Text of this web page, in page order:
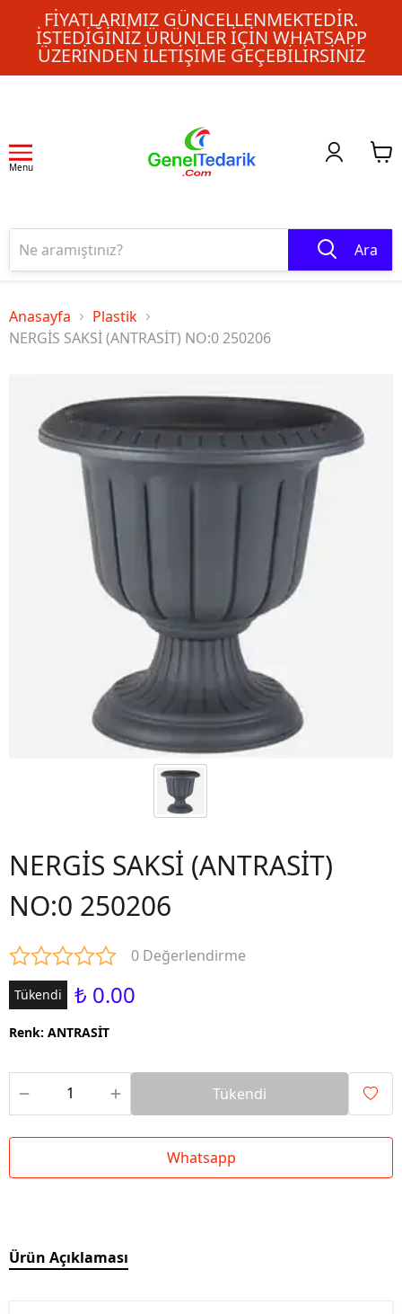
FIYATLARIMIZ GÜNCELLENMEKTEDIR.
İSTEDIĞINIZ ÜRÜNLER IÇIN WHATSAPP
ÜZERINDEN ILETIŞIME GEÇEBILIRSINIZ
Menu
Ara
Anasayfa
Plastik
NERGİS SAKSİ (ANTRASİT) NO:0 250206
NERGİS SAKSİ (ANTRASİT)
NO:0 250206
0 Değerlendirme
Tükendi ₺ 0.00
Renk: ANTRASİT
Tükendi
Whatsapp
Ürün Açıklaması